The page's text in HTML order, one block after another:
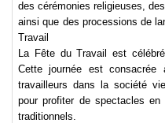
des cérémonies religieuses,
ainsi que des processions de
Travail
La Fête du Travail est
Cette journée est consacrée
travailleurs dans la société
pour profiter de spectacles
traditionnels.